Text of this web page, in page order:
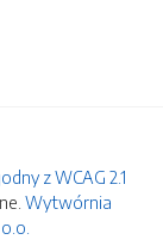
z WCAG 2.1
Wytwórnia